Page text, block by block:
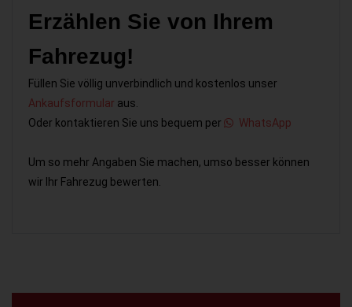
Erzählen Sie von Ihrem
Fahrezug!
Füllen Sie völlig unverbindlich und kostenlos unser
Ankaufsformular aus.
Oder kontaktieren Sie uns bequem per
WhatsApp
Um so mehr Angaben Sie machen, umso besser können
wir Ihr Fahrezug bewerten.